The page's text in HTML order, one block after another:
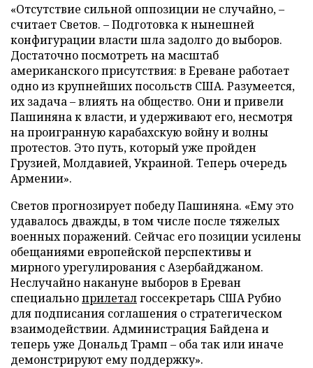
«Отсутствие сильной оппозиции не случайно, –
считает Светов. – Подготовка к нынешней
конфигурации власти шла задолго до выборов.
Достаточно посмотреть на масштаб
американского присутствия: в Ереване работает
одно из крупнейших посольств США. Разумеется,
их задача – влиять на общество. Они и привели
Пашиняна к власти, и удерживают его, несмотря
на проигранную карабахскую войну и волны
протестов. Это путь, который уже пройден
Грузией, Молдавией, Украиной. Теперь очередь
Армении».
Светов прогнозирует победу Пашиняна. «Ему это
удавалось дважды, в том числе после тяжелых
военных поражений. Сейчас его позиции усилены
обещаниями европейской перспективы и
мирного урегулирования с Азербайджаном.
Неслучайно накануне выборов в Ереван
специальноприлеталгоссекретарь США Рубио
для подписания соглашения о стратегическом
взаимодействии. Администрация Байдена и
теперь уже Дональд Трамп – оба так или иначе
демонстрируют ему поддержку».